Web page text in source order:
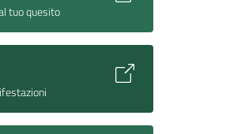
tuo quesito